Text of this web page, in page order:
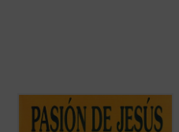
Este nuevo volumen deStudia Semitica
Novi Testamenti se centra en textos de la
Pasión de Jesús en Mateo que han